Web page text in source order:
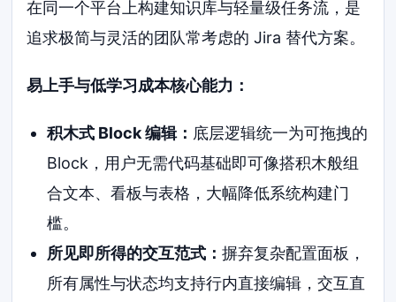
在同一个平台上构建知识库与轻量级任务流，是
追求极简与灵活的团队常考虑的 Jira 替代方案。
易上手与低学习成本核心能力：
积木式 Block 编辑： 底层逻辑统一为可拖拽的
Block，用户无需代码基础即可像搭积木般组
合文本、看板与表格，大幅降低系统构建门
槛。
所见即所得的交互范式： 摒弃复杂配置面板，
所有属性与状态均支持行内直接编辑，交互直